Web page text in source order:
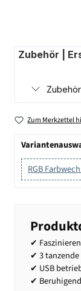
Zubehör |
Zubehör
Zum Merkzettel
RGB
✔
✔ 3
✔ USB
✔